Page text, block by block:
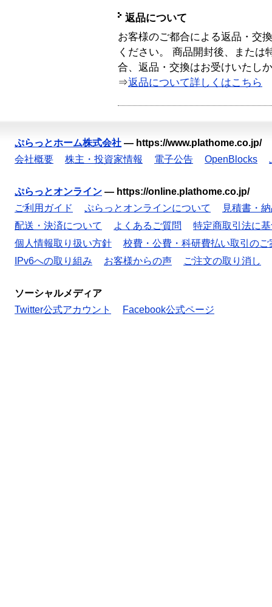
返品について
お客様のご都合による返品・交
ください。 商品開封後、または
合、返品・交換はお受けいたし
⇒返品について詳しくはこちら
ぷらっとホーム株式会社 — https://www.plathome.co.jp/
会社概要
株主・投資家情報 電子公告 OpenBlocks
ぷらっとオンライン — https://online.plathome.co.jp/
ご利用ガイド
ぷらっとオンラインについて
見積書・
配送・決済について
よくあるご質問
特定商取引法に
個人情報取り扱い方針
校費・公費・科研費払い取引のご
IPv6への取り組み
お客様からの声 ご注文の取り消し
ソーシャルメディア
Twitter公式アカウント
Facebook公式ページ